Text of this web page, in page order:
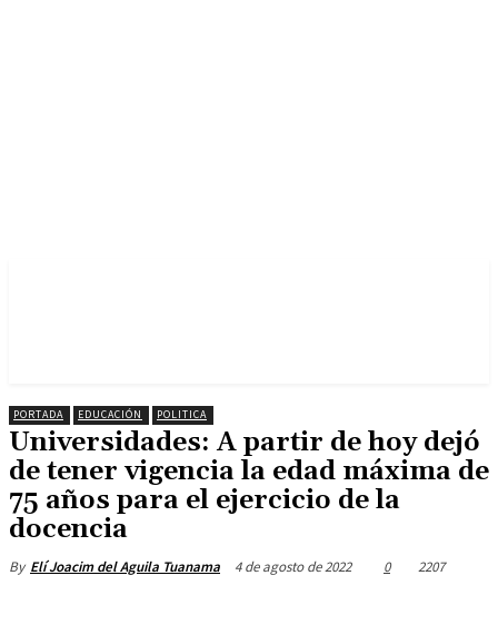
PORTADA EDUCACIÓN POLITICA
Universidades: A partir de hoy dejó
de tener vigencia la edad máxima de
75 años para el ejercicio de la
docencia
By Elí Joacim del Aguila Tuanama 4 de agosto de 2022 0 2207